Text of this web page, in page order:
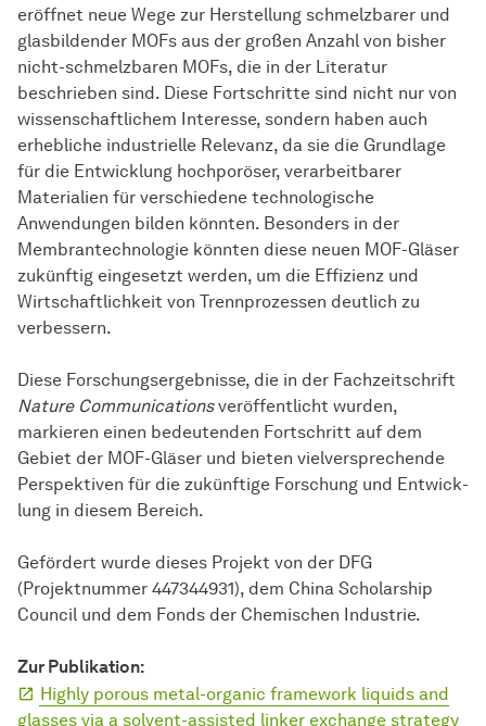
eröffnet neue Wege zur Her­stel­lung schmelzbarer und
glasbildender MOFs aus der großen Anzahl von bisher
nicht-schmelzbaren MOFs, die in der Literatur
beschrieben sind. Diese Fortschritte sind nicht nur von
wissenschaftlichem Interesse, sondern haben auch
erhebliche industrielle Relevanz, da sie die Grundlage
für die Ent­wick­lung hochporöser, verarbeitbarer
Materialien für verschiedene technologische
Anwendungen bilden könnten. Besonders in der
Membrantechnologie könnten diese neuen MOF-Gläser
zukünftig eingesetzt werden, um die Effizienz und
Wirtschaftlichkeit von Trennprozessen deutlich zu
verbessern.
Diese Forschungsergebnisse, die in der Fachzeitschrift
Nature Communicationsveröffentlicht wurden,
markieren einen bedeutenden Fortschritt auf dem
Gebiet der MOF-Gläser und bieten vielversprechende
Perspektiven für die zukünftige Forschung und Ent­wick­
lung in diesem Bereich.
Gefördert wurde dieses Projekt von der DFG
(Projektnummer 447344931), dem China Scholarship
Council und dem Fonds der Chemischen Industrie.
Zur Pub­li­ka­tion:
Highly porous metal-organic framework liquids and
glasses via a solvent-assisted linker exchange strategy